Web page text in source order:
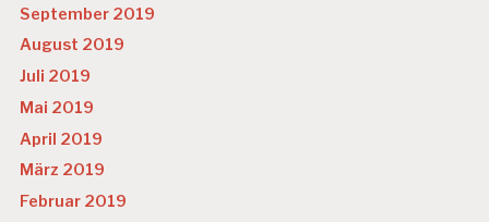
September 2019
August 2019
Juli 2019
Mai 2019
April 2019
März 2019
Februar 2019